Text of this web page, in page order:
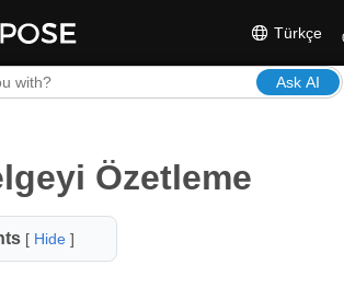
Türkçe
Ask AI
Özetleme
[ Hide]